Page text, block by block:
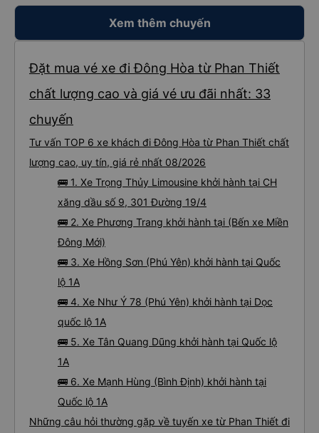
Xem thêm chuyến
Đặt mua vé xe đi Đông Hòa từ Phan Thiết
chất lượng cao và giá vé ưu đãi nhất: 33
chuyến
Tư vấn TOP 6 xe khách đi Đông Hòa từ Phan Thiết chất
lượng cao, uy tín, giá rẻ nhất 08/2026
🚌 1. Xe Trọng Thủy Limousine khởi hành tại CH
xăng dầu số 9, 301 Đường 19/4
🚌 2. Xe Phương Trang khởi hành tại (Bến xe Miền
Đông Mới)
🚌 3. Xe Hồng Sơn (Phú Yên) khởi hành tại Quốc
lộ 1A
🚌 4. Xe Như Ý 78 (Phú Yên) khởi hành tại Dọc
quốc lộ 1A
🚌 5. Xe Tân Quang Dũng khởi hành tại Quốc lộ
1A
🚌 6. Xe Mạnh Hùng (Bình Định) khởi hành tại
Quốc lộ 1A
Những câu hỏi thường gặp về tuyến xe từ Phan Thiết đi